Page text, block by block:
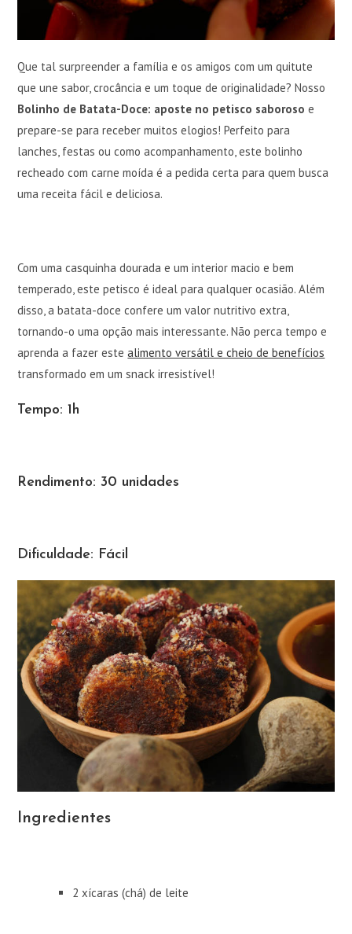
Que tal surpreender a família e os amigos com um quitute
que une sabor, crocância e um toque de originalidade? Nosso
Bolinho de Batata-Doce: aposte no petisco saboroso e
prepare-se para receber muitos elogios! Perfeito para
lanches, festas ou como acompanhamento, este bolinho
recheado com carne moída é a pedida certa para quem busca
uma receita fácil e deliciosa.
Com uma casquinha dourada e um interior macio e bem
temperado, este petisco é ideal para qualquer ocasião. Além
disso, a batata-doce confere um valor nutritivo extra,
tornando-o uma opção mais interessante. Não perca tempo e
aprenda a fazer estealimento versátil e cheio de benefícios
transformado em um snack irresistível!
Tempo: 1h
Rendimento: 30 unidades
Dificuldade: Fácil
Ingredientes
2 xícaras (chá) de leite